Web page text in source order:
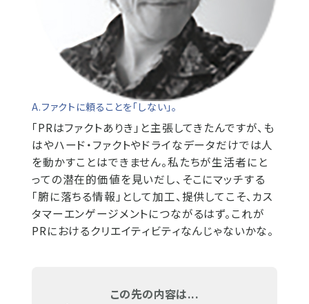
A.ファクトに頼ることを「しない」。
「PRはファクトありき」と主張してきたんですが、も
はやハード・ファクトやドライなデータだけでは人
を動かすことはできません。私たちが生活者にと
っての潜在的価値を見いだし、そこにマッチする
「腑に落ちる情報」として加工、提供してこそ、カス
タマーエンゲージメントにつながるはず。これが
PRにおけるクリエイティビティなんじゃないかな。
この先の内容は...